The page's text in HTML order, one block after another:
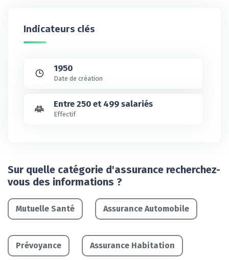
Indicateurs clés
1950
Date de création
Entre 250 et 499 salariés
Effectif
Sur quelle catégorie d'assurance recherchez-
vous des informations ?
Mutuelle Santé Assurance Automobile
Prévoyance Assurance Habitation